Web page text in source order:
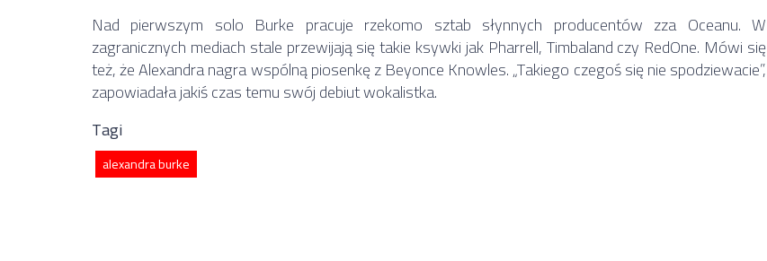
Nad pierwszym solo Burke pracuje rzekomo sztab słynnych producentów zza Oceanu. W
zagranicznych mediach stale przewijają się takie ksywki jak Pharrell, Timbaland czy RedOne. Mówi się
też, że Alexandra nagra wspólną piosenkę z Beyonce Knowles. „Takiego czegoś się nie spodziewacie”,
zapowiadała jakiś czas temu swój debiut wokalistka.
Tagi
alexandra burke